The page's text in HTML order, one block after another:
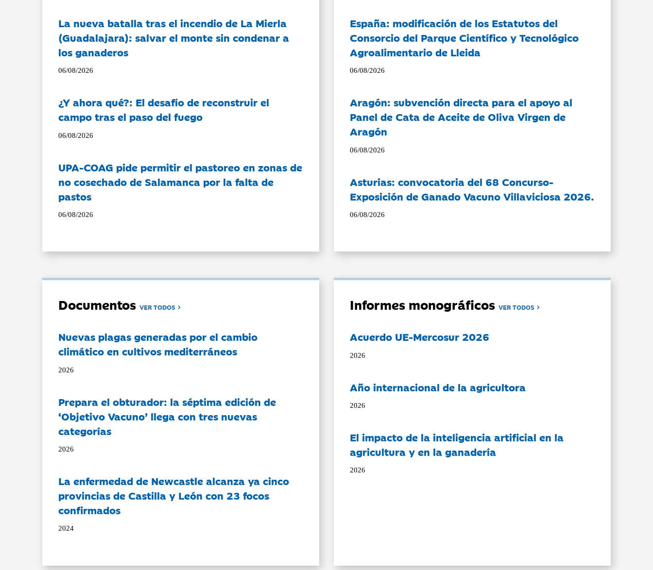
La nueva batalla tras el incendio de La Mierla
(Guadalajara): salvar el monte sin condenar a
los ganaderos
06/08/2026
¿Y ahora qué?: El desafío de reconstruir el
campo tras el paso del fuego
06/08/2026
UPA-COAG pide permitir el pastoreo en zonas de
no cosechado de Salamanca por la falta de
pastos
06/08/2026
España: modificación de los Estatutos del
Consorcio del Parque Científico y Tecnológico
Agroalimentario de Lleida
06/08/2026
Aragón: subvención directa para el apoyo al
Panel de Cata de Aceite de Oliva Virgen de
Aragón
06/08/2026
Asturias: convocatoria del 68 Concurso-
Exposición de Ganado Vacuno Villaviciosa 2026.
06/08/2026
DocumentosVER TODOS
Nuevas plagas generadas por el cambio
climático en cultivos mediterráneos
2026
Prepara el obturador: la séptima edición de
‘Objetivo Vacuno’ llega con tres nuevas
categorías
2026
La enfermedad de Newcastle alcanza ya cinco
provincias de Castilla y León con 23 focos
confirmados
2024
Informes monográficosVER TODOS
Acuerdo UE-Mercosur 2026
2026
Año internacional de la agricultora
2026
El impacto de la inteligencia artificial en la
agricultura y en la ganadería
2026